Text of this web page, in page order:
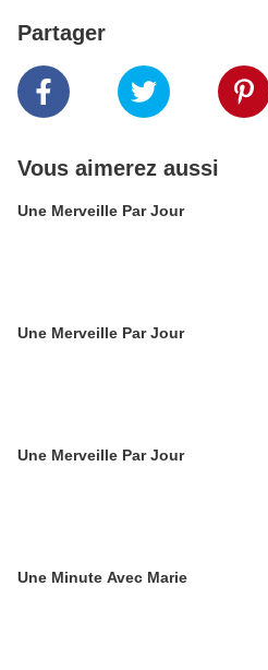
Partager
Vous aimerez aussi
Une Merveille Par Jour
Une Merveille Par Jour
Une Merveille Par Jour
Une Minute Avec Marie